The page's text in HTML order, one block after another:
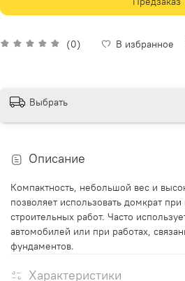
(0) В избранное
Выбрать
Описание
Компактность, небольшой вес и
позволяет использовать домкрат
строительных работ. Часто
автомобилей или при работах,
фундаментов.
Характеристики